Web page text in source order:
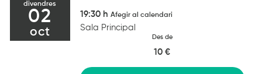
divendres
02
oct
19:30 h Afegir al calendari
Sala Principal
Des de
10 €